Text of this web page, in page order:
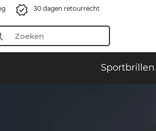
30 dagen retourrecht
Sportbrillen